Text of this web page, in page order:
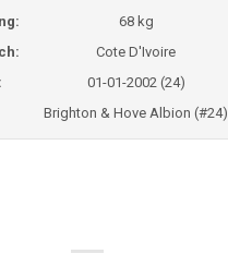
68 kg
Cote D'Ivoire
01-01-2002 (24)
Brighton & Hove Albion (#24)